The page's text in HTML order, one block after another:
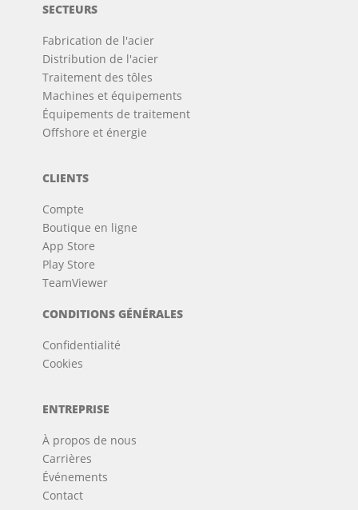
SECTEURS
Fabrication de l'acier
Distribution de l'acier
Traitement des tôles
Machines et équipements
Équipements de traitement
Offshore et énergie
CLIENTS
Compte
Boutique en ligne
App Store
Play Store
TeamViewer
CONDITIONS GÉNÉRALES
Confidentialité
Cookies
ENTREPRISE
À propos de nous
Carrières
Événements
Contact